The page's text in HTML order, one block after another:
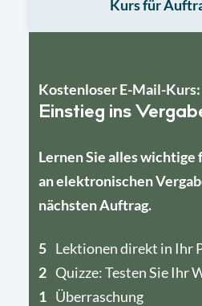
Kurs für
Kostenloser E-Mail-Kurs:
Einstieg ins
Lernen Sie alles wichtige
an elektronischen
nächsten Auftrag.
5 Lektionen direkt in Ihr
2 Quizze: Testen Sie Ihr
1 Überraschung
4
1